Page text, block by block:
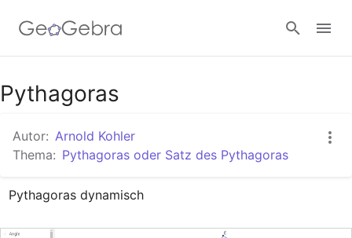
Google Classroom
GeoGebra Classroom
Pythagoras
Autor: Arnold Kohler
Thema: Pythagoras oder Satz des Pythagoras
Pythagoras dynamisch